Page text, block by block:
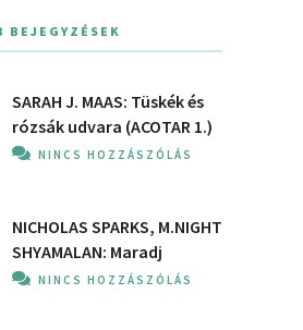
BEJEGYZÉSEK
SARAH J. MAAS: Tüskék és
rózsák udvara (ACOTAR 1.)
NINCS HOZZÁSZÓLÁS
NICHOLAS SPARKS, M.NIGHT
SHYAMALAN: Maradj
NINCS HOZZÁSZÓLÁS